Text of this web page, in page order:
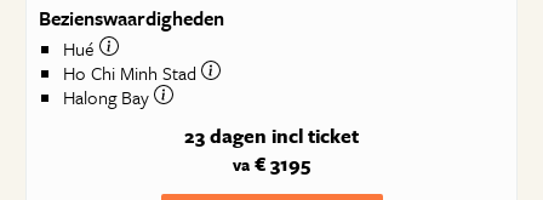
Bezienswaardigheden
Hué
Ho Chi Minh Stad
Halong Bay
23 dagen incl ticket
va € 3195